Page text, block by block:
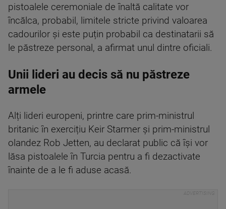
pistoalele ceremoniale de înaltă calitate vor
încălca, probabil, limitele stricte privind valoarea
cadourilor și este puțin probabil ca destinatarii să
le păstreze personal, a afirmat unul dintre oficiali.
Unii lideri au decis să nu păstreze
armele
Alți lideri europeni, printre care prim-ministrul
britanic în exercițiu Keir Starmer și prim-ministrul
olandez Rob Jetten, au declarat public că își vor
lăsa pistoalele în Turcia pentru a fi dezactivate
înainte de a le fi aduse acasă.